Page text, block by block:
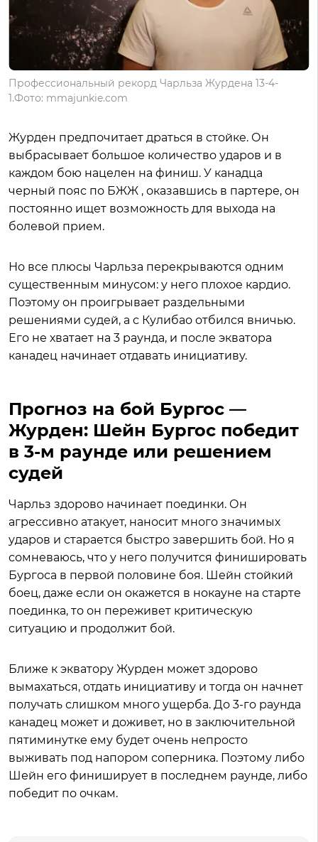
Профессиональный рекорд Чарльза Журдена 13-4-
1.Фото: mmajunkie.com
Журден предпочитает драться в стойке. Он
выбрасывает большое количество ударов и в
каждом бою нацелен на финиш. У канадца
черный пояс по БЖЖ , оказавшись в партере, он
постоянно ищет возможность для выхода на
болевой прием.
Но все плюсы Чарльза перекрываются одним
существенным минусом: у него плохое кардио.
Поэтому он проигрывает раздельными
решениями судей, а с Кулибао отбился вничью.
Его не хватает на 3 раунда, и после экватора
канадец начинает отдавать инициативу.
Прогноз на бой Бургос —
Журден: Шейн Бургос победит
в 3-м раунде или решением
судей
Чарльз здорово начинает поединки. Он
агрессивно атакует, наносит много значимых
ударов и старается быстро завершить бой. Но я
сомневаюсь, что у него получится финишировать
Бургоса в первой половине боя. Шейн стойкий
боец, даже если он окажется в нокауне на старте
поединка, то он переживет критическую
ситуацию и продолжит бой.
Ближе к экватору Журден может здорово
вымахаться, отдать инициативу и тогда он начнет
получать слишком много ущерба. До 3-го раунда
канадец может и доживет, но в заключительной
пятиминутке ему будет очень непросто
выживать под напором соперника. Поэтому либо
Шейн его финиширует в последнем раунде, либо
победит по очкам.